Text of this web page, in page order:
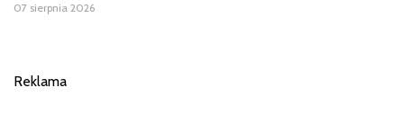
07 sierpnia 2026
Reklama